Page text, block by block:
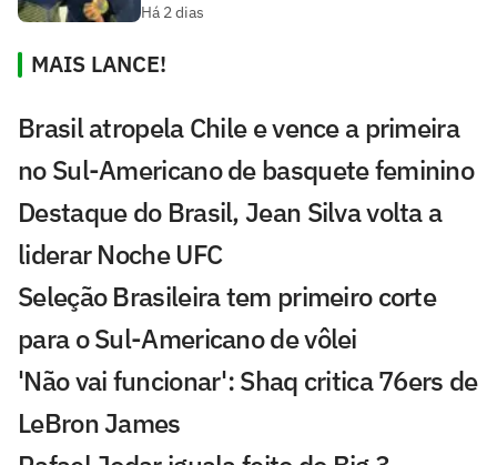
Há 2 dias
MAIS LANCE!
Brasil atropela Chile e vence a primeira
no Sul-Americano de basquete feminino
Destaque do Brasil, Jean Silva volta a
liderar Noche UFC
Seleção Brasileira tem primeiro corte
para o Sul-Americano de vôlei
'Não vai funcionar': Shaq critica 76ers de
LeBron James